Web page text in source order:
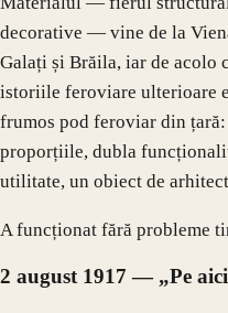
decorative — vine de la
Galați și Brăila, iar de acolo
istoriile feroviare ulterioare
frumos pod feroviar din
proporțiile, dubla
utilitate, un obiect de
A funcționat fără probleme
2 august 1917 — „Pe